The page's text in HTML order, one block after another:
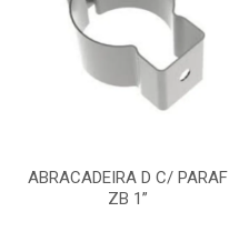
ABRACADEIRA D C/ PARAF
ZB 1”